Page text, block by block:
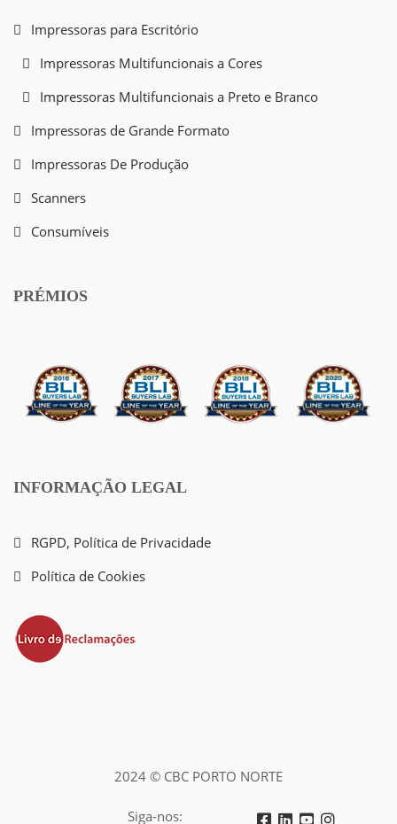
Impressoras para Escritório
Impressoras Multifuncionais a Cores
Impressoras Multifuncionais a Preto e Branco
Impressoras de Grande Formato
Impressoras De Produção
Scanners
Consumíveis
PRÉMIOS
INFORMAÇÃO LEGAL
RGPD, Política de Privacidade
Política de Cookies
2024 © CBC PORTO NORTE
Siga-nos: